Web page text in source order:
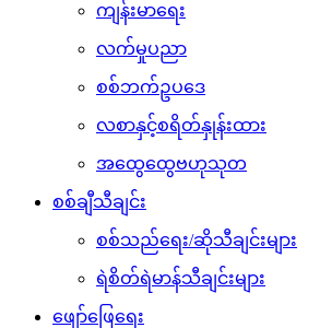
ကျန်းမာရေး
လက်မှုပညာ
စစ်ဘက်ဥပဒေ
လစာနှင့်စရိတ်နှုန်းထား
အထွေထွေဗဟုသုတ
စစ်ချီသီချင်း
စစ်သည်ရေး/ဆိုသီချင်းများ
ရဲစိတ်ရဲမာန်သီချင်းများ
ဖျော်ဖြေရေး